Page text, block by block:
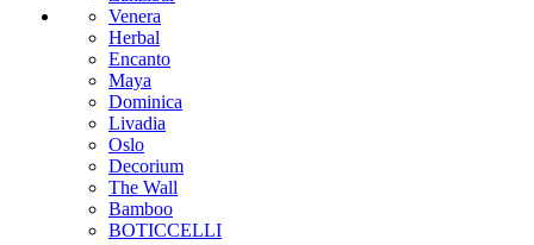
Venera
Herbal
Encanto
Maya
Dominica
Livadia
Oslo
Decorium
The Wall
Bamboo
BOTICCELLI